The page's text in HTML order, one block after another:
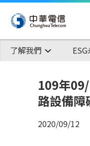
了解我們
109年
路設備障
2020/09/12